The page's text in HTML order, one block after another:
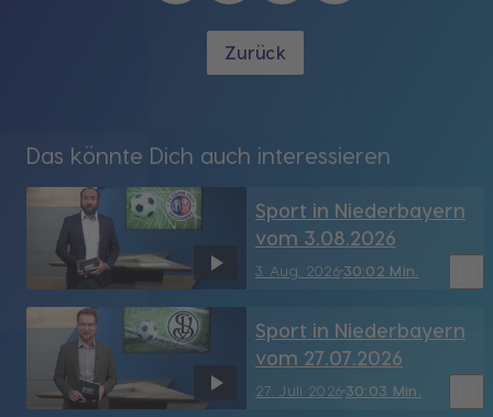
Zurück
Das könnte Dich auch interessieren
3. Aug. 202630:02 Min.
Sport in Niederbayern
vom 3.08.2026
27. Juli 202630:03 Min.
Sport in Niederbayern
vom 27.07.2026